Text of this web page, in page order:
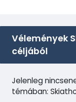
Vélemények
céljából
Jelenleg
témában: